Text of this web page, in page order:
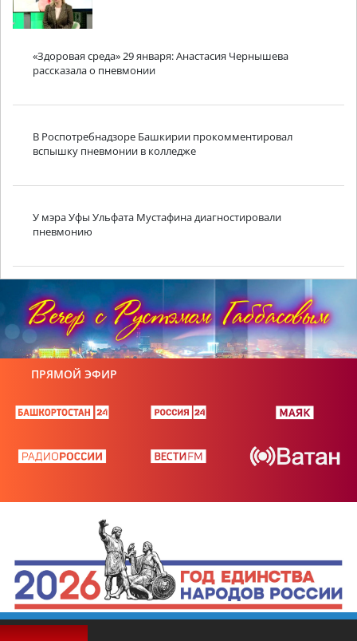
«Здоровая среда» 29 января: Анастасия Чернышева
рассказала о пневмонии
В Роспотребнадзоре Башкирии прокомментировал
вспышку пневмонии в колледже
У мэра Уфы Ульфата Мустафина диагностировали
пневмонию
ПРЯМОЙ ЭФИР